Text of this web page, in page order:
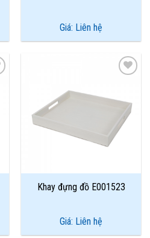
Giá: Liên hệ
Add to
Wishlist
Khay đựng đồ E001523
Giá: Liên hệ